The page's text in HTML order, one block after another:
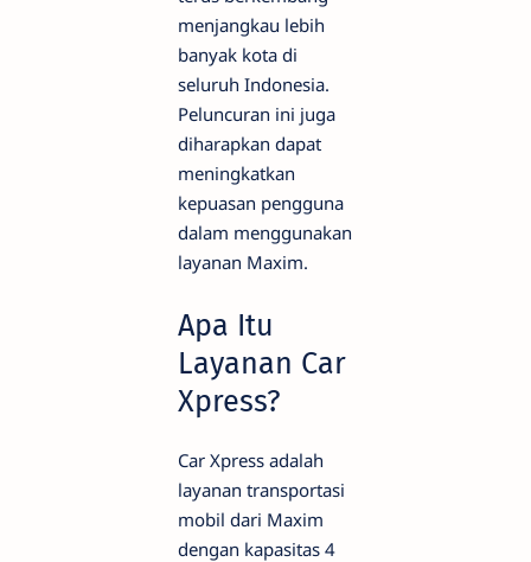
menjangkau lebih
banyak kota di
seluruh Indonesia.
Peluncuran ini juga
diharapkan dapat
meningkatkan
kepuasan pengguna
dalam menggunakan
layanan Maxim.
Apa Itu
Layanan Car
Xpress?
Car Xpress adalah
layanan transportasi
mobil dari Maxim
dengan kapasitas 4